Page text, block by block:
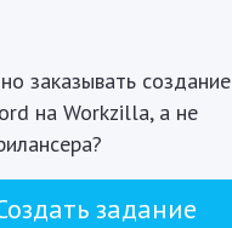
заказывать создание
на Workzilla, а не
задание